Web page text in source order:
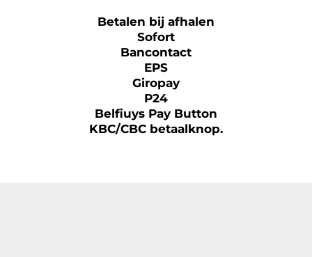
Betalen bij afhalen
Sofort
Bancontact
EPS
Giropay
P24
Belfiuys Pay Button
KBC/CBC betaalknop.